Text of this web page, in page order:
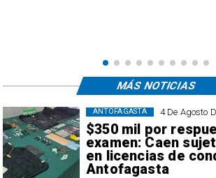
4 De Agosto
$350 mil por
examen: Caen
en licencias de
Antofagasta
ANTOFAGASTA
MÁS NOTICIAS